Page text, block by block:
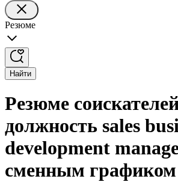
Резюме
Найти
Резюме
должность sales
development
сменным графиком